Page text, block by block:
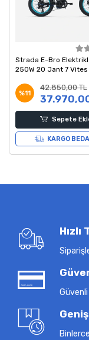
Strada E-Bro
250W 20 Jant 7 Vites
%11
42.850,00 TL
Sepete
KARGO
Hızlı